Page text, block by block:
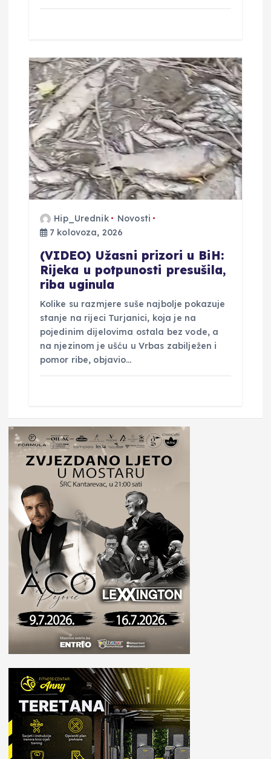
Hip_Urednik
Novosti
7 kolovoza, 2026
(VIDEO) Užasni prizori u BiH:
Rijeka u potpunosti presušila,
riba uginula
Kolike su razmjere suše najbolje pokazuje
stanje na rijeci Turjanici, koja je na
pojedinim dijelovima ostala bez vode, a
na njezinom je ušću u Vrbas zabilježen i
pomor ribe, objavio…